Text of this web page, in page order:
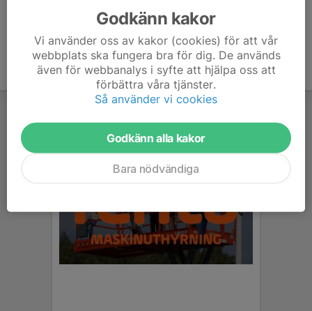
Godkänn kakor
Vi använder oss av kakor (cookies) för att vår
webbplats ska fungera bra för dig. De används
även för webbanalys i syfte att hjälpa oss att
förbättra våra tjänster.
Så använder vi cookies
Godkänn alla kakor
Bara nödvändiga